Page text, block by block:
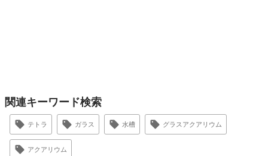
関連キーワード検索
テトラ ガラス 水槽 グラスアクアリウム
アクアリウム